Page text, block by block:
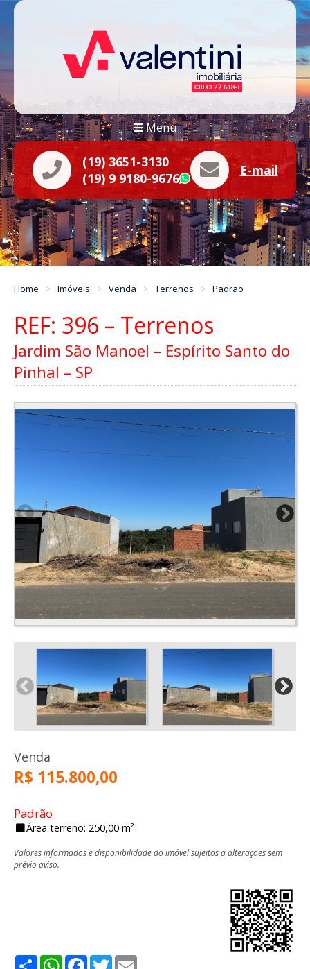
Menu
(19) 3651-3130
(19) 9 9180-9676
WhatsApp
E-mail
Home Imóveis Venda Terrenos Padrão
REF: 396 – Terrenos
Jardim São Manoel – Espírito Santo do
Pinhal – SP
Venda
R$ 115.800,00
Padrão
Área terreno: 250,00 m²
Valores informados e disponibilidade do imóvel sujeitos a alterações sem
prévio aviso.
ShareWhatsApp
Facebook
Twitter